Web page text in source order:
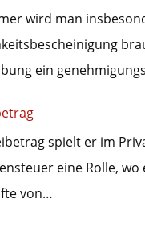
wird man
ein
spielt er im
eine Rolle, wo
von…